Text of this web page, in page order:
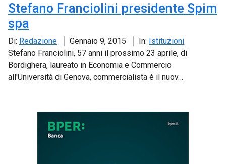
Stefano Franciolini presidente Spim
spa
Di: Redazione Gennaio 9, 2015 In: Istituzioni
Stefano Franciolini, 57 anni il prossimo 23 aprile, di
Bordighera, laureato in Economia e Commercio
all'Università di Genova, commercialista è il nuov…